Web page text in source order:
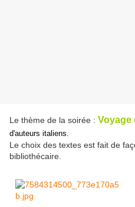
Le thème de la soirée : Voyage
d'auteurs italiens.
Le choix des textes est fait de
bibliothécaire.